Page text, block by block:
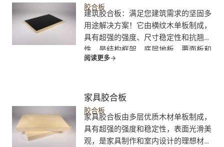
选择。
胶合板
建筑胶合板：满足您建筑需求的坚固多
用途解决方案！它由横纹木单板制成，
具有超强的强度、尺寸稳定性和抗翘曲
性。是结构框架、底层地板、覆面板和
无数 DIY 项目的理想选择。源拓木业提
久耐用！
阅读更多
家具胶合板
胶合板
家具胶合板由多层优质木材单板制成，
具有超强的强度和稳定性，表面光滑美
观，是家具制作和室内设计的理想材